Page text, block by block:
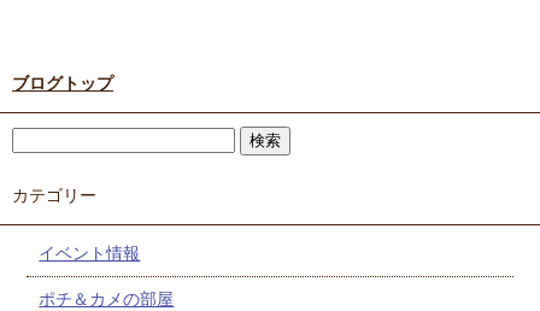
ブログトップ
カテゴリー
イベント情報
ポチ＆カメの部屋